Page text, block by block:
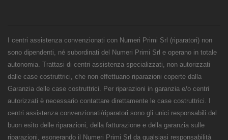
I centri assistenza convenzionati con Numeri Primi Srl (riparatori) non
sono dipendenti, né subordinati del Numeri Primi Srl e operano in totale
autonomia. Trattasi di centri assistenza specializzati, non autorizzati
dalle case costruttrici, che non effettuano riparazioni coperte dalla
Garanzia delle case costruttrici. Per riparazioni in garanzia e/o centri
autorizzati è necessario contattare direttamente le case costruttrici. I
centri assistenza convenzionati/riparatori sono gli unici responsabili del
buon esito delle riparazioni, della fatturazione e della garanzia sulle
riparazioni, esonerando il Numeri Primi Srl da qualsiasi responsabilità